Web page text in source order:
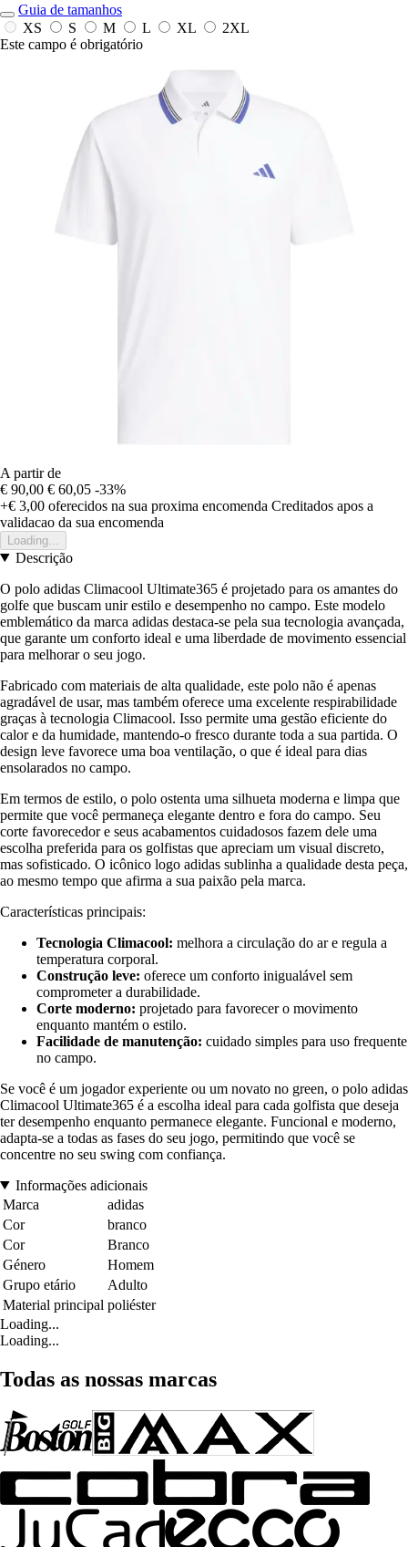
Guia de tamanhos
XS
S M L XL
2XL
Este campo é obrigatório
A partir de
€ 90,00 € 60,05 -33%
+€ 3,00 oferecidos na sua proxima encomenda Creditados apos a
validacao da sua encomenda
Loading...
Descrição
O polo adidas Climacool Ultimate365 é projetado para os amantes do
golfe que buscam unir estilo e desempenho no campo. Este modelo
emblemático da marca adidas destaca-se pela sua tecnologia avançada,
que garante um conforto ideal e uma liberdade de movimento essencial
para melhorar o seu jogo.
Fabricado com materiais de alta qualidade, este polo não é apenas
agradável de usar, mas também oferece uma excelente respirabilidade
graças à tecnologia Climacool. Isso permite uma gestão eficiente do
calor e da humidade, mantendo-o fresco durante toda a sua partida. O
design leve favorece uma boa ventilação, o que é ideal para dias
ensolarados no campo.
Em termos de estilo, o polo ostenta uma silhueta moderna e limpa que
permite que você permaneça elegante dentro e fora do campo. Seu
corte favorecedor e seus acabamentos cuidadosos fazem dele uma
escolha preferida para os golfistas que apreciam um visual discreto,
mas sofisticado. O icônico logo adidas sublinha a qualidade desta peça,
ao mesmo tempo que afirma a sua paixão pela marca.
Características principais:
Tecnologia Climacool: melhora a circulação do ar e regula a
temperatura corporal.
Construção leve: oferece um conforto inigualável sem
comprometer a durabilidade.
Corte moderno: projetado para favorecer o movimento
enquanto mantém o estilo.
Facilidade de manutenção: cuidado simples para uso frequente
no campo.
Se você é um jogador experiente ou um novato no green, o polo adidas
Climacool Ultimate365 é a escolha ideal para cada golfista que deseja
ter desempenho enquanto permanece elegante. Funcional e moderno,
adapta-se a todas as fases do seu jogo, permitindo que você se
concentre no seu swing com confiança.
Informações adicionais
Marca
adidas
Cor
branco
Cor
Branco
Género
Homem
Grupo etário
Adulto
Material principal poliéster
Loading...
Loading...
Todas as nossas marcas